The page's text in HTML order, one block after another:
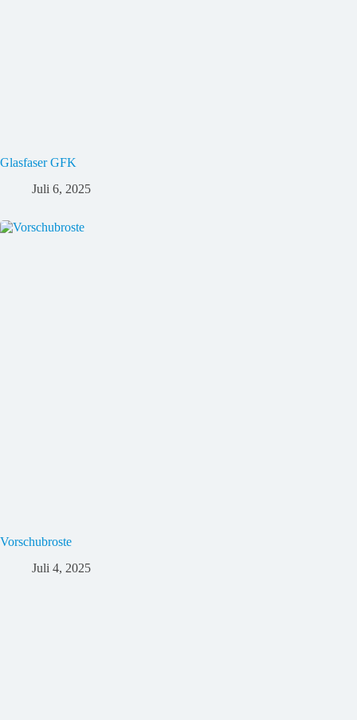
Glasfaser GFK
Juli 6, 2025
Vorschubroste
Juli 4, 2025